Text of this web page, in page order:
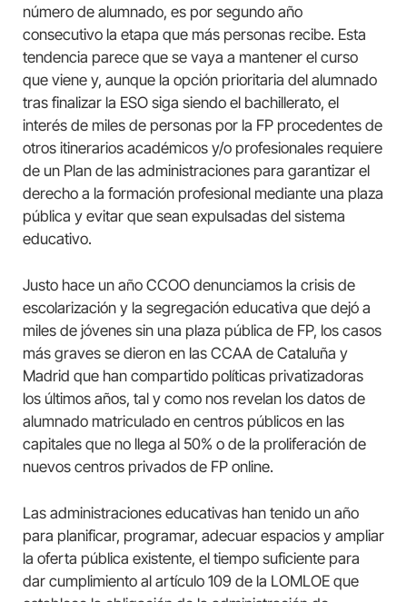
número de alumnado, es por segundo año
consecutivo la etapa que más personas recibe. Esta
tendencia parece que se vaya a mantener el curso
que viene y, aunque la opción prioritaria del alumnado
tras finalizar la ESO siga siendo el bachillerato, el
interés de miles de personas por la FP procedentes de
otros itinerarios académicos y/o profesionales requiere
de un Plan de las administraciones para garantizar el
derecho a la formación profesional mediante una plaza
pública y evitar que sean expulsadas del sistema
educativo.
Justo hace un año CCOO denunciamos la crisis de
escolarización y la segregación educativa que dejó a
miles de jóvenes sin una plaza pública de FP, los casos
más graves se dieron en las CCAA de Cataluña y
Madrid que han compartido políticas privatizadoras
los últimos años, tal y como nos revelan los datos de
alumnado matriculado en centros públicos en las
capitales que no llega al 50% o de la proliferación de
nuevos centros privados de FP online.
Las administraciones educativas han tenido un año
para planificar, programar, adecuar espacios y ampliar
la oferta pública existente, el tiempo suficiente para
dar cumplimiento al artículo 109 de la LOMLOE que